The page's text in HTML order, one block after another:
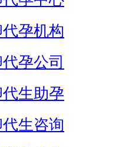
孕机构
孕公司
生助孕
生咨询